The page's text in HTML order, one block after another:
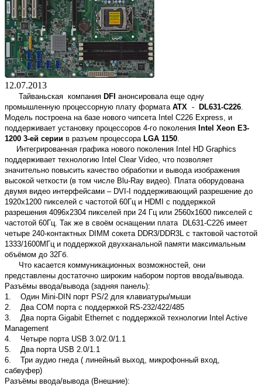
12.07.2013
Тайваньская компания DFI анонсировала еще одну
промышленную процессорную плату формата ATX - DL631-C226
Модель построена на базе нового чипсета Intel C226 Express, и
поддерживает установку процессоров 4-го поколения Intel Xeon E3-
1200 3-ей серии в разъем процессора LGA 1150
Интегрированная графика нового поколения Intel HD Graphics
поддерживает технологию Intel Clear Video, что позволяет
значительно повысить качество обработки и вывода изображения
высокой четкости (в том числе Blu-Ray видео). Плата оборудована
двумя видео интерфейсами – DVI-I поддерживающий разрешение до
1920х1200 пикселей с частотой 60Гц и HDMI с поддержкой
разрешения 4096х2304 пикселей при 24 Гц или 2560х1600 пикселей с
частотой 60Гц. Так же в своём оснащении плата DL631-C226 имеет
четыре 240-контактных DIMM сокета DDR3/DDR3L с тактовой частотой
1333/1600МГц и поддержкой двухканальной памяти максимальным
объёмом до 32Гб.
Что касается коммуникационных возможностей, они
представлены достаточно широким набором портов ввода/вывода.
Разъёмы ввода/вывода (задняя панель):
1. Один Mini-DIN порт PS/2 для клавиатуры/мыши
2. Два COM порта с поддержкой RS-232/422/485
3. Два порта Gigabit Ethernet с поддержкой технологии Intel Active
Management
4. Четыре порта USB 3.0/2.0/1.1
5. Два порта USB 2.0/1.1
6. Три аудио гнеда ( линейный выход, микрофонный вход,
сабвуфер)
Разъёмы ввода/вывода (Внешние):